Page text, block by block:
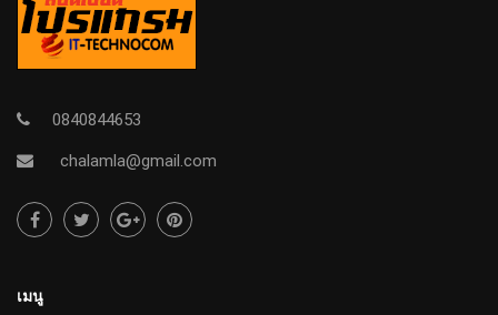
0840844653
chalamla@gmail.com
เมนู